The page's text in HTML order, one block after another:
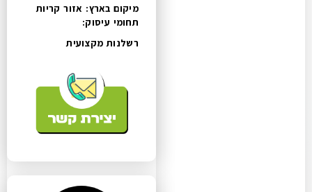
מיקום בארץ: אזור קריות
תחומי עיסוק:
רשלנות מקצועית